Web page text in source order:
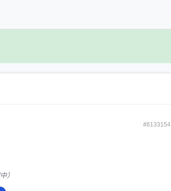
#6133154
）